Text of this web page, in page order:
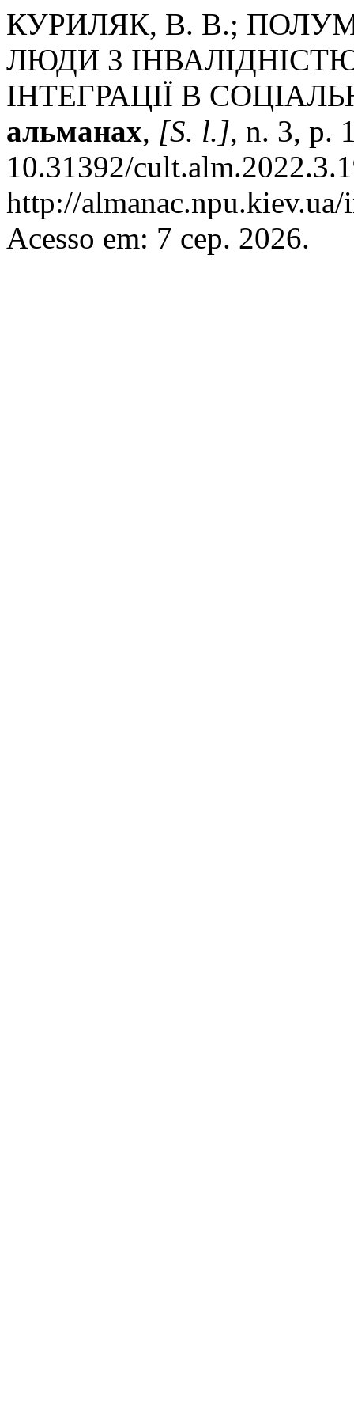
КУРИЛЯК, В. В.;
ЛЮДИ З
ІНТЕГРАЦІЇ В
альманах, [S. l.], n. 3, p.
10.31392/
http://
Acesso em: 7 сер. 2026.